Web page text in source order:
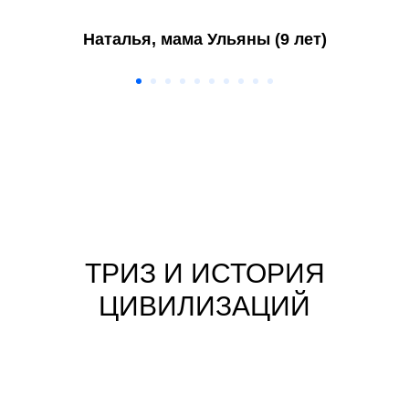
Наталья, мама Ульяны (9 лет)
ТРИЗ И ИСТОРИЯ
ЦИВИЛИЗАЦИЙ